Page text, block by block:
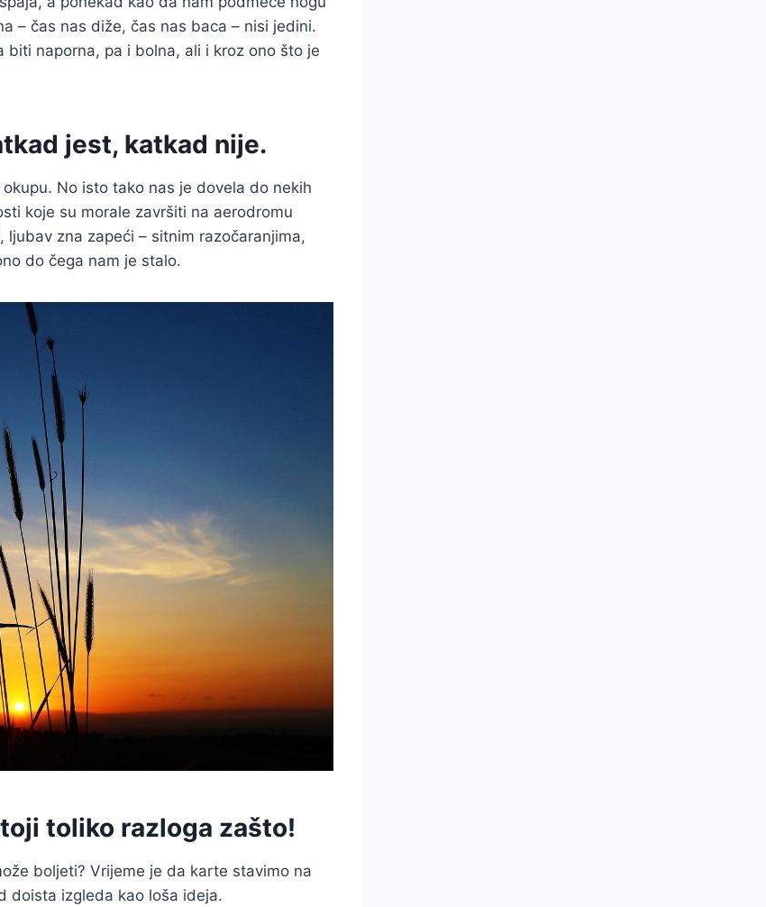
– čas nas diže, čas nas baca – nisi jedini.
naporna, pa i bolna, ali i kroz ono što je
jest, katkad nije.
No isto tako nas je dovela do nekih
koje su morale završiti na aerodromu
zna zapeći – sitnim razočaranjima,
do čega nam je stalo.
toliko razloga zašto!
boljeti? Vrijeme je da karte stavimo na
doista izgleda kao loša ideja.